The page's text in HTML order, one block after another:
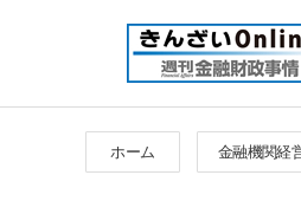
ホーム 金融機関経